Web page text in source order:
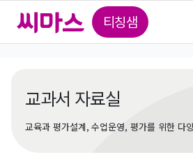
티칭샘
교과서 자료실
교육과 평가설계, 수업운영, 평가를 위한 다